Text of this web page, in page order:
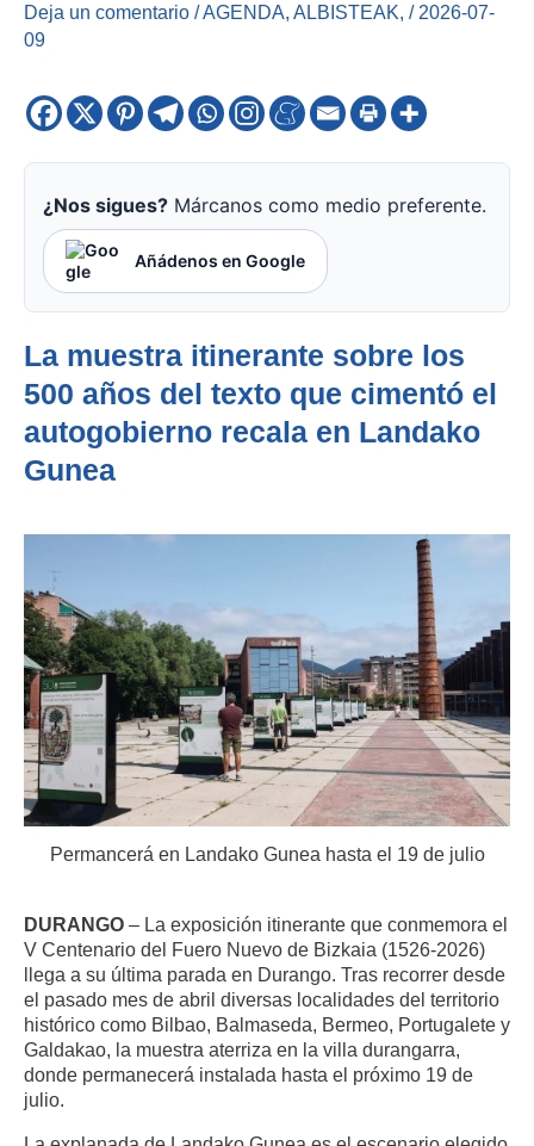
Deja un comentario /AGENDA, ALBISTEAK, / 2026-07-
09
¿Nos sigues? Márcanos como medio preferente.
Añádenos en Google
La muestra itinerante sobre los
500 años del texto que cimentó el
autogobierno recala en Landako
Gunea
Permancerá en Landako Gunea hasta el 19 de julio
DURANGO – La exposición itinerante que conmemora el
V Centenario del Fuero Nuevo de Bizkaia (1526-2026)
llega a su última parada en Durango. Tras recorrer desde
el pasado mes de abril diversas localidades del territorio
histórico como Bilbao, Balmaseda, Bermeo, Portugalete y
Galdakao, la muestra aterriza en la villa durangarra,
donde permanecerá instalada hasta el próximo 19 de
julio.